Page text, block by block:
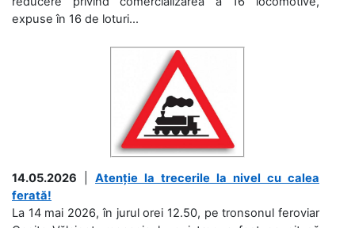
expuse în 16 de loturi...
14.05.2026
Atenție la trecerile la nivel cu calea
ferată!
La 14 mai 2026, în jurul orei 12.50, pe tronsonul feroviar